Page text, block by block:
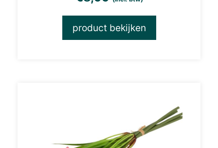
product bekijken